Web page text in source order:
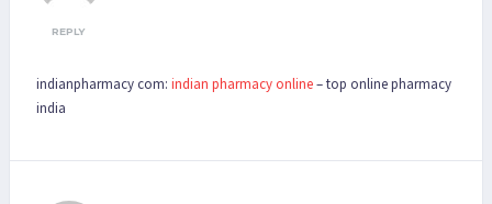
REPLY
indianpharmacy com: indian pharmacy online– top online pharmacy
india